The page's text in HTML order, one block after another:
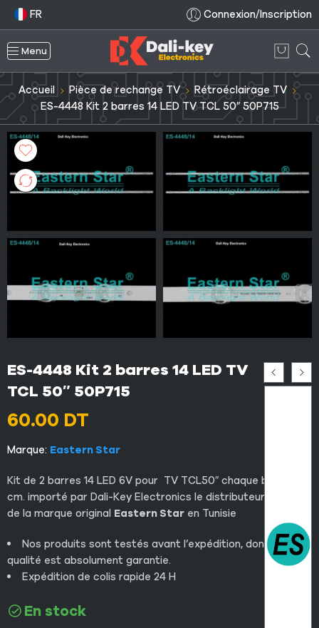
FR Connexion/Inscription
Menu
Accueil Pièce de rechange TV
Rétroéclairage TV
ES-4448 Kit 2 barres 14 LED TV TCL 50″ 50P715
ES-4448 Kit 2 barres 14 LED TV
TCL 50″ 50P715
60.00 DT
Marque: Eastern Star
Kit de 2 barres 14 LED 6V pour TV TCL50″ chaque barre 97.2
cm. importé par Dali-Key Electronics le distributeur officiel
de la marque original Eastern Star en Tunisie
Nos produits sont testés avant l’expédition, donc la
qualité est absolument garantie.
Expédition de colis rapide 24 H
En stock